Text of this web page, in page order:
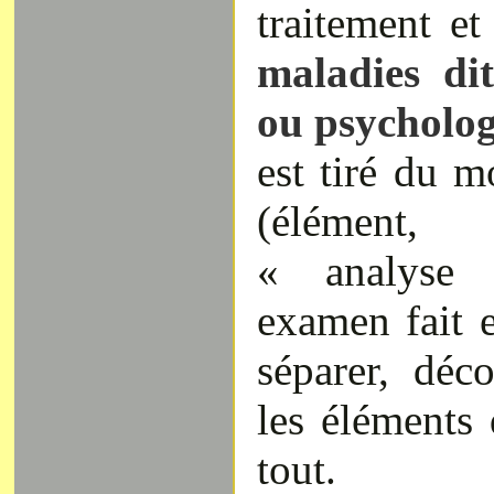
traitement
maladies
ou
est tiré du
«
examen fait
séparer,
les
tout.